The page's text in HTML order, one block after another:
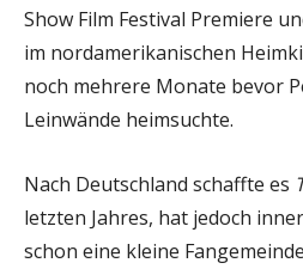
Show Film Festival Premiere
im nordamerikanischen
noch mehrere Monate bevor
Leinwände heimsuchte.
Nach Deutschland schaffte es
letzten Jahres, hat jedoch
schon eine kleine